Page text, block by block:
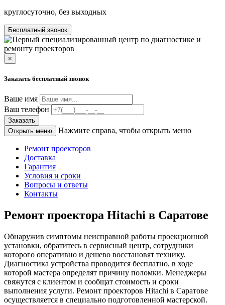
круглосуточно, без выходных
Бесплатный звонок
×
Заказать бесплатный звонок
Ваше имя
Ваш телефон
Заказать
Открыть меню
Нажмите справа, чтобы открыть меню
Ремонт проекторов
Доставка
Гарантия
Условия и сроки
Вопросы и ответы
Контакты
Ремонт проектора Hitachi в Саратове
Обнаружив симптомы неисправной работы проекционной
установки, обратитесь в сервисный центр, сотрудники
которого оперативно и дешево восстановят технику.
Диагностика устройства проводится бесплатно, в ходе
которой мастера определят причину поломки. Менеджеры
свяжутся с клиентом и сообщат стоимость и сроки
выполнения услуги. Ремонт проекторов Hitachi в Саратове
осуществляется в специально подготовленной мастерской.